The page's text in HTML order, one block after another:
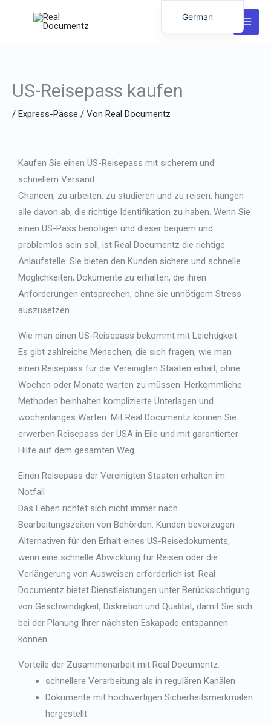
US-Reisepass kaufen
/ Express-Pässe / Von Real Documentz
Kaufen Sie einen US-Reisepass mit sicherem und
schnellem Versand
Chancen, zu arbeiten, zu studieren und zu reisen, hängen
alle davon ab, die richtige Identifikation zu haben. Wenn Sie
einen US-Pass benötigen und dieser bequem und
problemlos sein soll, ist Real Documentz die richtige
Anlaufstelle. Sie bieten den Kunden sichere und schnelle
Möglichkeiten, Dokumente zu erhalten, die ihren
Anforderungen entsprechen, ohne sie unnötigem Stress
auszusetzen.
Wie man einen US-Reisepass bekommt mit Leichtigkeit
Es gibt zahlreiche Menschen, die sich fragen, wie man
einen Reisepass für die Vereinigten Staaten erhält, ohne
Wochen oder Monate warten zu müssen. Herkömmliche
Methoden beinhalten komplizierte Unterlagen und
wochenlanges Warten. Mit Real Documentz können Sie
erwerben Reisepass der USA in Eile und mit garantierter
Hilfe auf dem gesamten Weg.
Einen Reisepass der Vereinigten Staaten erhalten im
Notfall
Das Leben richtet sich nicht immer nach
Bearbeitungszeiten von Behörden. Kunden bevorzugen
Alternativen für den Erhalt eines US-Reisedokuments,
wenn eine schnelle Abwicklung für Reisen oder die
Verlängerung von Ausweisen erforderlich ist. Real
Documentz bietet Dienstleistungen unter Berücksichtigung
von Geschwindigkeit, Diskretion und Qualität, damit Sie sich
bei der Planung Ihrer nächsten Eskapade entspannen
können.
Vorteile der Zusammenarbeit mit Real Documentz:
schnellere Verarbeitung als in regulären Kanälen
Dokumente mit hochwertigen Sicherheitsmerkmalen
hergestellt
German
Lithuanian
Spanish
French
Japanese
Bulgarian
Danish
Swedish